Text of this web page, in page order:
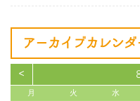
アーカイブカレンダ
<
月 火 水